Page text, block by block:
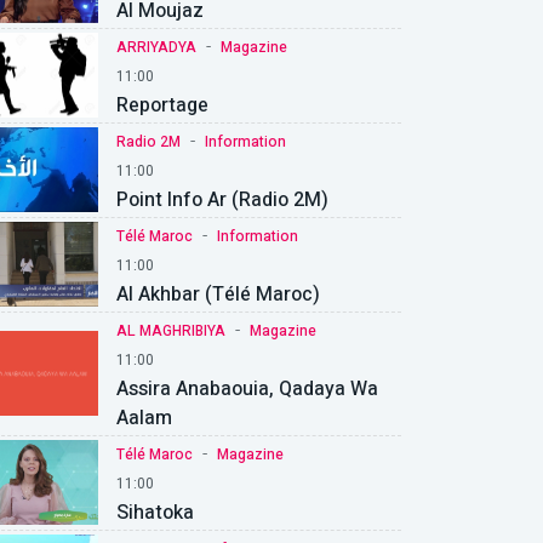
Al Moujaz
ARRIYADYA - Magazine
11:00
Reportage
Radio 2M - Information
11:00
Point Info Ar (Radio 2M)
Télé Maroc - Information
11:00
Al Akhbar (Télé Maroc)
AL MAGHRIBIYA - Magazine
11:00
Assira Anabaouia, Qadaya Wa
Aalam
Télé Maroc - Magazine
11:00
Sihatoka